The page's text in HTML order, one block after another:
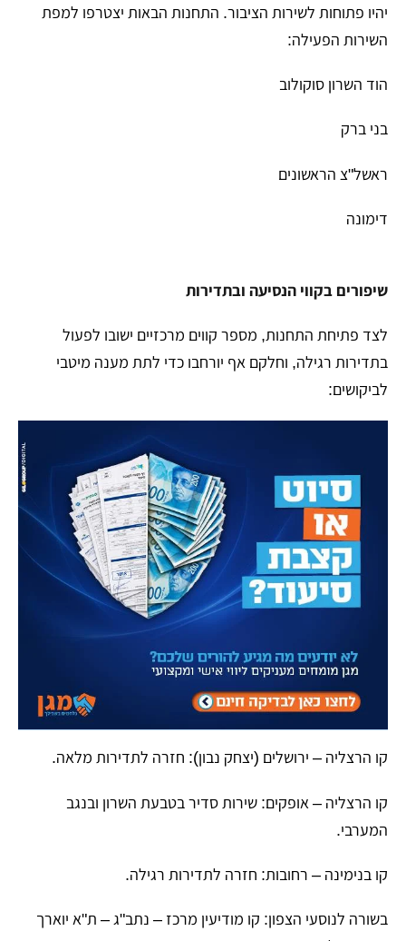
יהיו פתוחות לשירות הציבור. התחנות הבאות יצטרפו למפת
השירות הפעילה:
​הוד השרון סוקולוב
​בני ברק
​ראשל"צ הראשונים
​דימונה
שיפורים בקווי הנסיעה ובתדירות
​לצד פתיחת התחנות, מספר קווים מרכזיים ישובו לפעול
בתדירות רגילה, וחלקם אף יורחבו כדי לתת מענה מיטבי
לביקושים:
​קו הרצליה – ירושלים (יצחק נבון): חזרה לתדירות מלאה.
​קו הרצליה – אופקים: שירות סדיר בטבעת השרון ובנגב
המערבי.
​קו בנימינה – רחובות: חזרה לתדירות רגילה.
​בשורה לנוסעי הצפון: קו מודיעין מרכז – נתב"ג – ת"א יוארך